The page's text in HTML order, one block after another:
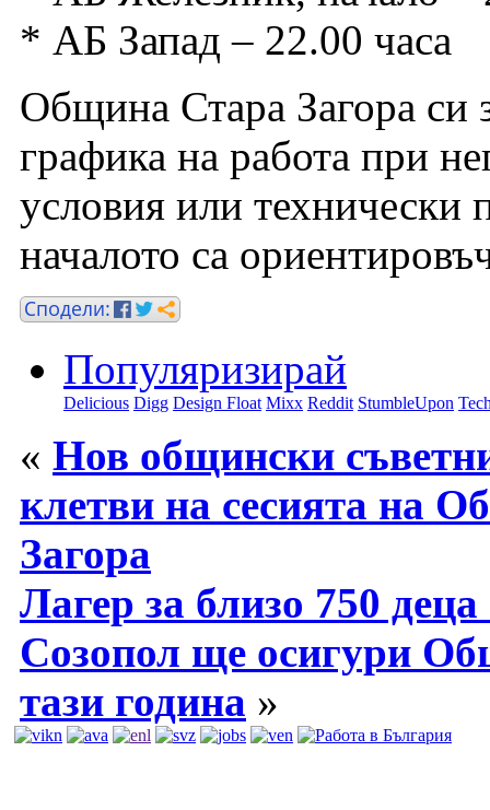
* АБ Запад – 22.00 часа
Община Стара Загора си
графика на работа при
условия или технически
началото са
Популяризирай
Delicious Digg Design Float Mixx Reddit StumbleUpon
« Нов общински
клетви на сесията на
Загора
Лагер за близо 750
Созопол ще осигури
тази година »